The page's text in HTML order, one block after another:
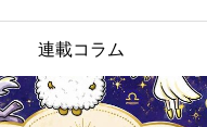
連載コラム